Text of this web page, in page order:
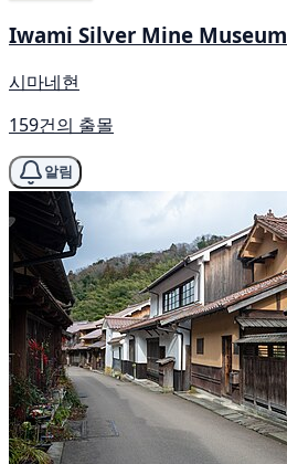
Iwami Silver Mine Museum
시마네현
159건의 출몰
알림